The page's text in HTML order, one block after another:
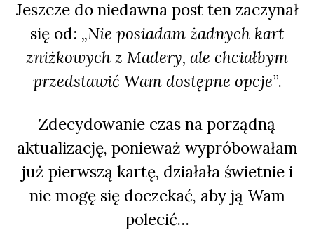
Jeszcze do niedawna post ten zaczynał
się od: „Nie posiadam żadnych kart
zniżkowych z Madery, ale chciałbym
przedstawić Wam dostępne opcje”.
Zdecydowanie czas na porządną
aktualizację, ponieważ wypróbowałam
już pierwszą kartę, działała świetnie i
nie mogę się doczekać, aby ją Wam
polecić…